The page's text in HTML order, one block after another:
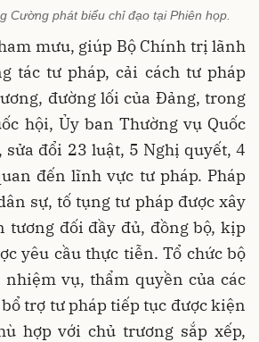
Cường phát biểu chỉ đạo tại Phiên họp.
mưu, giúp Bộ Chính trị lãnh
tác tư pháp, cải cách tư pháp
đường lối của Đảng, trong
hội, Ủy ban Thường vụ Quốc
sửa đổi 23 luật, 5 Nghị quyết, 4
đến lĩnh vực tư pháp. Pháp
sự, tố tụng tư pháp được xây
tương đối đầy đủ, đồng bộ, kịp
yêu cầu thực tiễn. Tổ chức bộ
nhiệm vụ, thẩm quyền của các
trợ tư pháp tiếp tục được kiện
hợp với chủ trương sắp xếp,